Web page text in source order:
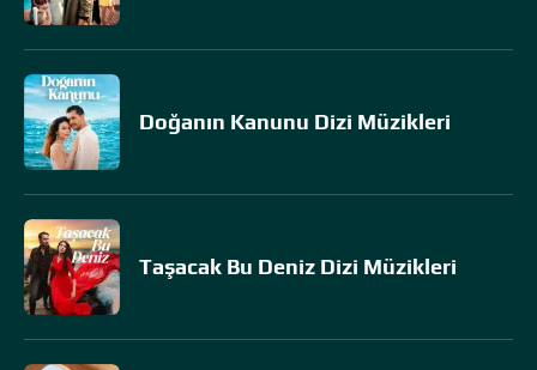
Doğanın Kanunu Dizi Müzikleri
Taşacak Bu Deniz Dizi Müzikleri